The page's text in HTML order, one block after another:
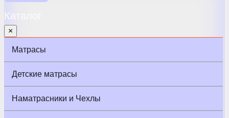
Каталог
×
Матрасы
Детские матрасы
Наматрасники и Чехлы